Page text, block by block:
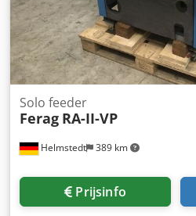
Helmstedt 389 km
Solo feeder
Ferag RA-II-VP
Prijsinfo